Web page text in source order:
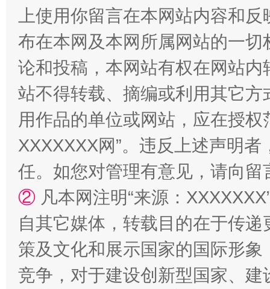
国家大学科技园优化重塑工作
上使用你留言在本网站内容和
布在本网及本网所属网站的一
论和投稿，本网站有权在网站
站不得转载、摘编或利用其它
用作品的单位或网站，应在授
XXXXXXX网”。违反上述声明
任。如您对管理有意见，请向
② 凡本网注明“来源：
自其它媒体，转载目的在于传
策及文化和展示国家的国际形
竞争，对于建设创新型国家、